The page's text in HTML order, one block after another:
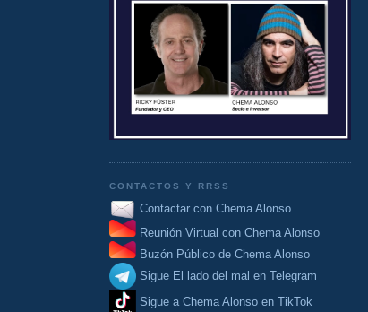
CONTACTOS Y RRSS
Contactar con Chema Alonso
Reunión Virtual con Chema Alonso
Buzón Público de Chema Alonso
Sigue El lado del mal en Telegram
Sigue a Chema Alonso en TikTok